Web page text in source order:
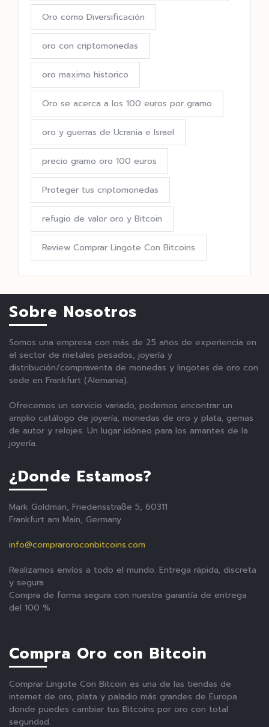
Oro como Diversificación
oro con criptomonedas
oro maximo historico
Oro se acerca a los 100 euros por gramo
oro y guerras de Ucrania e Israel
precio gramo oro 100 euros
Proteger tus criptomonedas
refugio de valor oro y Bitcoin
Review Comprar Lingote Con Bitcoins
Sobre Nosotros
Somos una empresa con más de 25 años de experiencia en
el sector de metales pesados, joyería y
distribución/compraventa de monedas y lingotes de oro con
sede en Frankfurt (Alemania).
Ofrecemos un servicio variado, podemos encontrar un
amplio catálogo de joyería, monedas de oro y plata, gemas
de autor y relojes. Un lugar idóneo para los amantes de la
joyería.
¿Donde Estamos?
Mark Goldman, Friedensstraße 5, 60311
Frankfurt am Main, Germany
info@compraroroconbitcoins.com
Realizamos envíos a todo el mundo. Entrega rápida, discreta
y segura
Compra de forma segura con nuestra garantía de entrega
del 100 %
Compra Oro con Bitcoin
Comprar Lingote Con Bitcoin es una de las tiendas de
internet de oro, plata y paladio más grandes de Europa
donde puedes cambiar tus Bitcoins por oro con total
seguridad.